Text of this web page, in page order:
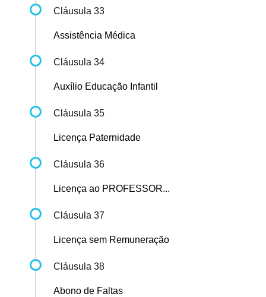
Cláusula 33
Assistência Médica
Cláusula 34
Auxílio Educação Infantil
Cláusula 35
Licença Paternidade
Cláusula 36
Licença ao PROFESSOR...
Cláusula 37
Licença sem Remuneração
Cláusula 38
Abono de Faltas